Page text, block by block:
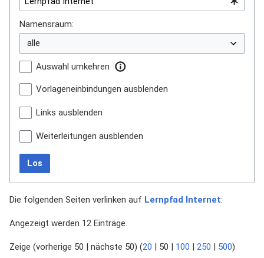
Namensraum:
Auswahl umkehren
Vorlageneinbindungen ausblenden
Links ausblenden
Weiterleitungen ausblenden
Los
Die folgenden Seiten verlinken auf Lernpfad Internet:
Angezeigt werden 12 Einträge.
Zeige (vorherige 50 nächste 50) (20 50 100 250 500)